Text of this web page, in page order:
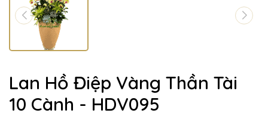
Lan Hồ Điệp Vàng Thần Tài
10 Cành - HDV095